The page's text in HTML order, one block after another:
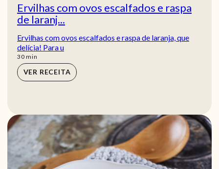
Ervilhas com ovos escalfados e raspa
de laranj...
Ervilhas com ovos escalfados e raspa de laranja, que
delícia! Para u
30min
min
VER RECEITA